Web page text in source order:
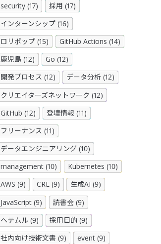
security (17)
採用 (17)
インターンシップ (16)
ロリポップ (15)
GitHub Actions (14)
鹿児島 (12)
Go (12)
開発プロセス (12)
データ分析 (12)
クリエイターズネットワーク (12)
GitHub (12)
登壇情報 (11)
フリーナンス (11)
データエンジニアリング (10)
management (10)
Kubernetes (10)
AWS (9)
CRE (9)
生成AI (9)
JavaScript (9)
読書会 (9)
ヘテムル (9)
採用目的 (9)
社内向け技術文書 (9)
event (9)